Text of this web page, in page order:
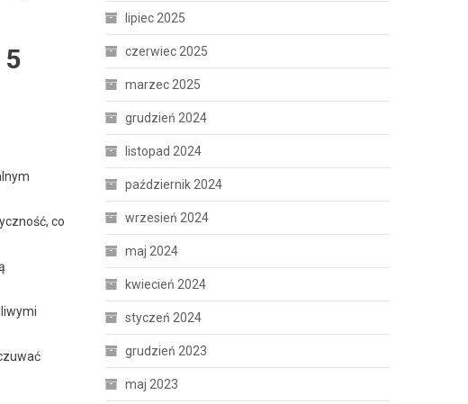
co
lipiec 2025
czerwiec 2025
marzec 2025
grudzień 2024
listopad 2024
październik 2024
wrzesień 2024
maj 2024
kwiecień 2024
styczeń 2024
grudzień 2023
maj 2023